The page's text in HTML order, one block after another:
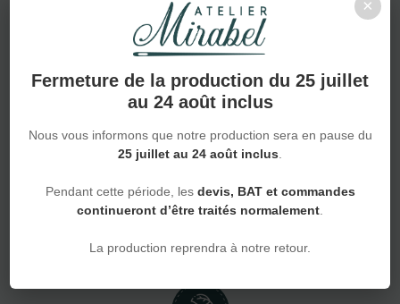
×
Fermeture de la production du 25 juillet
au 24 août inclus
Nous vous informons que notre production sera en pause du
25 juillet au 24 août inclus
Pendant cette période, les devis, BAT et commandes
continueront d’être traités normalement
La production reprendra à notre retour.
De la pièce unique à la grande série
Devis en 24h rapidité et réactivité